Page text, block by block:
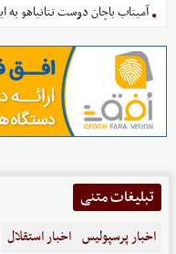
آمیتاب باچان دوست نتانیاهو
تبلیغات متنی
اخبار پرسپولیس اخبار استقلال